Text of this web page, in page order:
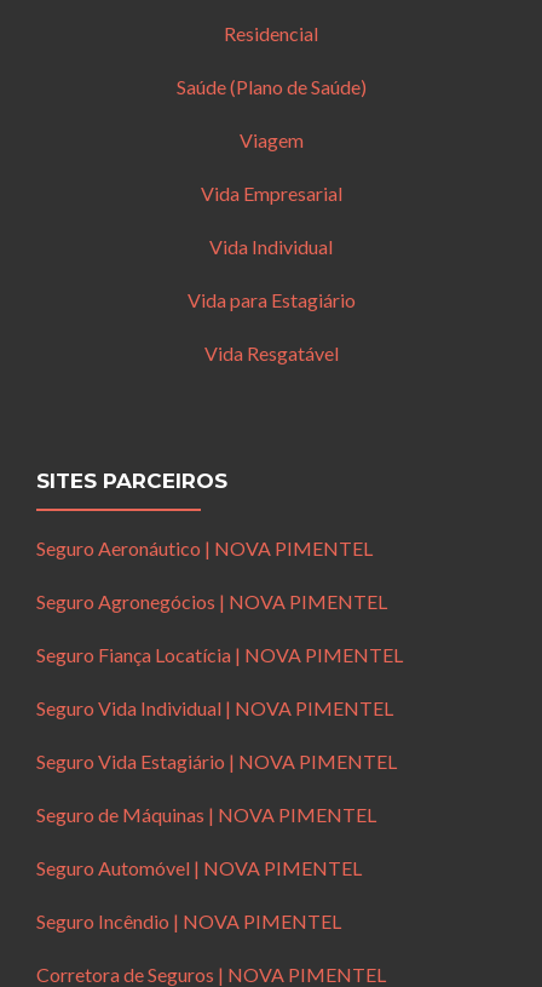
Residencial
Saúde (Plano de Saúde)
Viagem
Vida Empresarial
Vida Individual
Vida para Estagiário
Vida Resgatável
SITES PARCEIROS
Seguro Aeronáutico | NOVA PIMENTEL
Seguro Agronegócios | NOVA PIMENTEL
Seguro Fiança Locatícia | NOVA PIMENTEL
Seguro Vida Individual | NOVA PIMENTEL
Seguro Vida Estagiário | NOVA PIMENTEL
Seguro de Máquinas | NOVA PIMENTEL
Seguro Automóvel | NOVA PIMENTEL
Seguro Incêndio | NOVA PIMENTEL
Corretora de Seguros | NOVA PIMENTEL